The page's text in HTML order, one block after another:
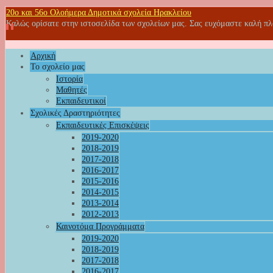
20o και 56ο Ολοήμερα Δημοτικά σχολεία Ηρακλείου
Καλώς ορίσατε στην ιστοσελίδα των σχολείων μας. Σας ευχόμαστε καλή
Αρχική
Το σχολείο μας
Ιστορία
Μαθητές
Εκπαιδευτικοί
Σχολικές Δραστηριότητες
Εκπαιδευτικές Επισκέψεις
2019-2020
2018-2019
2017-2018
2016-2017
2015-2016
2014-2015
2013-2014
2012-2013
Καινοτόμα Προγράμματα
2019-2020
2018-2019
2017-2018